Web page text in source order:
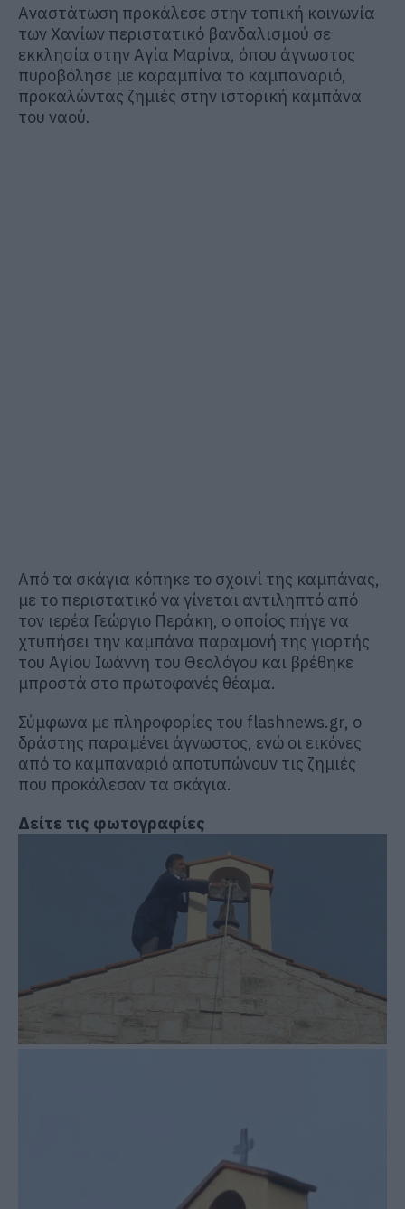
Αναστάτωση προκάλεσε στην τοπική κοινωνία
των Χανίων περιστατικό βανδαλισμού σε
εκκλησία στην Αγία Μαρίνα, όπου άγνωστος
πυροβόλησε με καραμπίνα το καμπαναριό,
προκαλώντας ζημιές στην ιστορική καμπάνα
του ναού.
Από τα σκάγια κόπηκε το σχοινί της καμπάνας,
με το περιστατικό να γίνεται αντιληπτό από
τον ιερέα Γεώργιο Περάκη, ο οποίος πήγε να
χτυπήσει την καμπάνα παραμονή της γιορτής
του Αγίου Ιωάννη του Θεολόγου και βρέθηκε
μπροστά στο πρωτοφανές θέαμα.
Σύμφωνα με πληροφορίες του flashnews.gr, ο
δράστης παραμένει άγνωστος, ενώ οι εικόνες
από το καμπαναριό αποτυπώνουν τις ζημιές
που προκάλεσαν τα σκάγια.
Δείτε τις φωτογραφίες